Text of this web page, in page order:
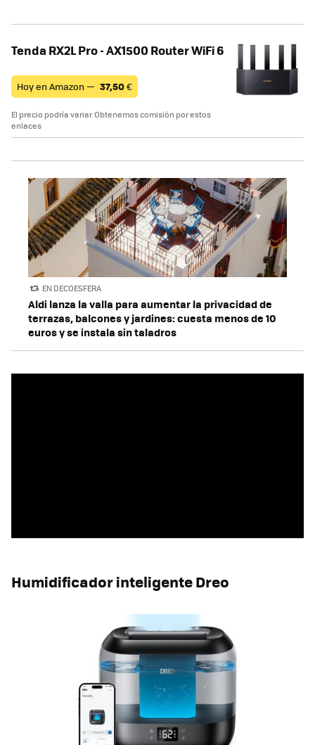
Tenda RX2L Pro - AX1500 Router WiFi 6
Hoy en Amazon — 37,50€
El precio podría variar. Obtenemos comisión por estos
enlaces
EN DECOESFERA
Aldi lanza la valla para aumentar la privacidad de
terrazas, balcones y jardines: cuesta menos de 10
euros y se instala sin taladros
Humidificador inteligente Dreo